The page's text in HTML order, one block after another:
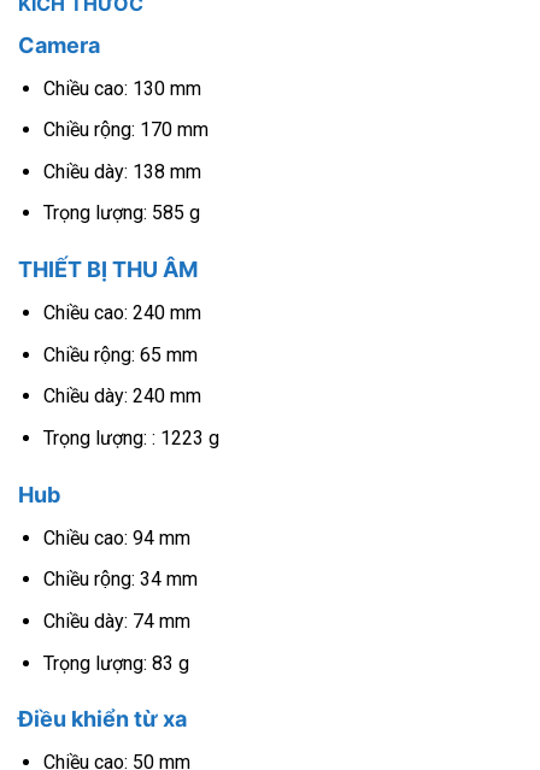
Camera
Chiều cao: 130 mm
Chiều rộng: 170 mm
Chiều dày: 138 mm
Trọng lượng: 585 g
THIẾT BỊ THU ÂM
Chiều cao: 240 mm
Chiều rộng: 65 mm
Chiều dày: 240 mm
Trọng lượng: : 1223 g
Hub
Chiều cao: 94 mm
Chiều rộng: 34 mm
Chiều dày: 74 mm
Trọng lượng: 83 g
Điều khiển từ xa
Chiều cao: 50 mm